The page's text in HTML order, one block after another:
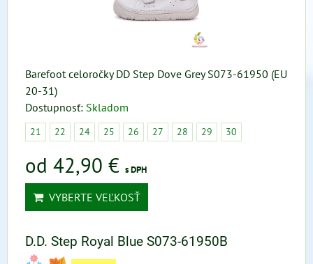
Barefoot celoročky DD Step Dove Grey S073-61950 (EU
20-31)
Dostupnosť: Skladom
21 22 24 25 26 27 28 29 30
od 42,90 € s DPH
VYBERTE VEĽKOSŤ
D.D. Step Royal Blue S073-61950B